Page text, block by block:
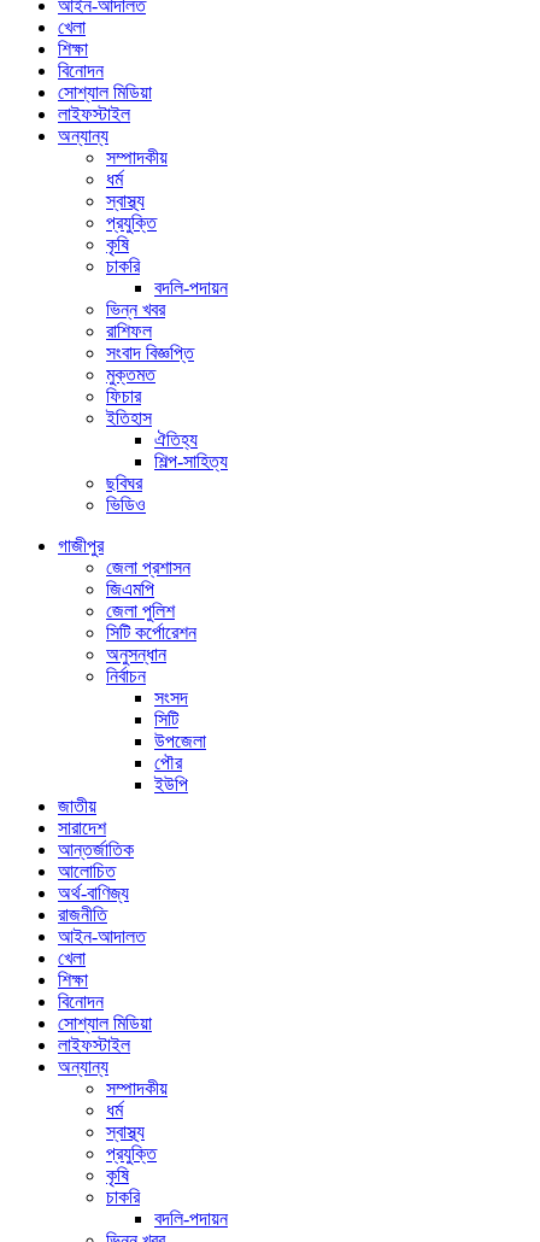
আইন-আদালত
খেলা
শিক্ষা
বিনোদন
সোশ্যাল মিডিয়া
লাইফস্টাইল
অন্যান্য
সম্পাদকীয়
ধর্ম
স্বাস্থ্য
প্রযুক্তি
কৃষি
চাকরি
বদলি-পদায়ন
ভিন্ন খবর
রাশিফল
সংবাদ বিজ্ঞপ্তি
মুক্তমত
ফিচার
ইতিহাস
ঐতিহ্য
শিল্প-সাহিত্য
ছবিঘর
ভিডিও
গাজীপুর
জেলা প্রশাসন
জিএমপি
জেলা পুলিশ
সিটি কর্পোরেশন
অনুসন্ধান
নির্বাচন
সংসদ
সিটি
উপজেলা
পৌর
ইউপি
জাতীয়
সারাদেশ
আন্তর্জাতিক
আলোচিত
অর্থ-বাণিজ্য
রাজনীতি
আইন-আদালত
খেলা
শিক্ষা
বিনোদন
সোশ্যাল মিডিয়া
লাইফস্টাইল
অন্যান্য
সম্পাদকীয়
ধর্ম
স্বাস্থ্য
প্রযুক্তি
কৃষি
চাকরি
বদলি-পদায়ন